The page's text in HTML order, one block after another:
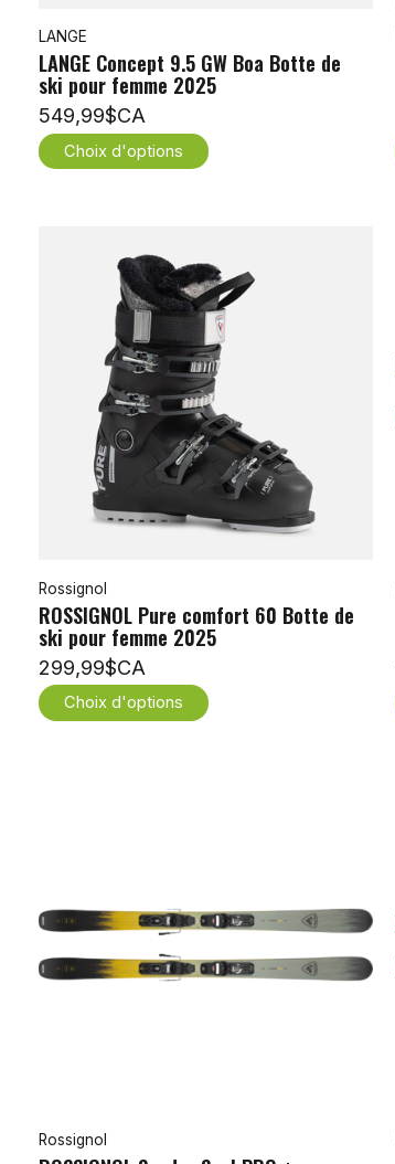
LANGE
LANGE Concept 9.5 GW Boa Botte de
ski pour femme 2025
549,99$CA
Choix d'options
Rossignol
ROSSIGNOL Pure comfort 60 Botte de
ski pour femme 2025
299,99$CA
Choix d'options
Rossignol